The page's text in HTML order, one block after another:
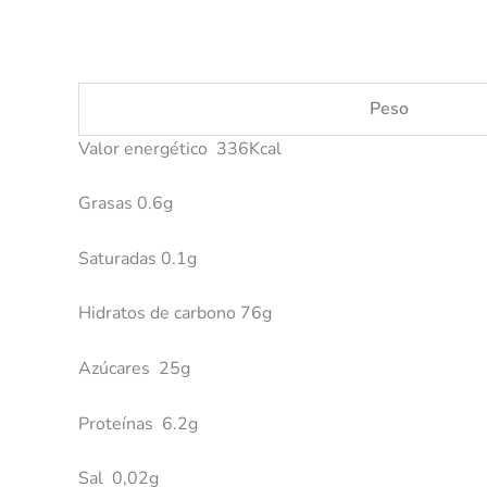
Peso
Valor energético 336Kcal
Grasas 0.6g
Saturadas 0.1g
Hidratos de carbono 76g
Azúcares 25g
Proteínas 6.2g
Sal 0,02g